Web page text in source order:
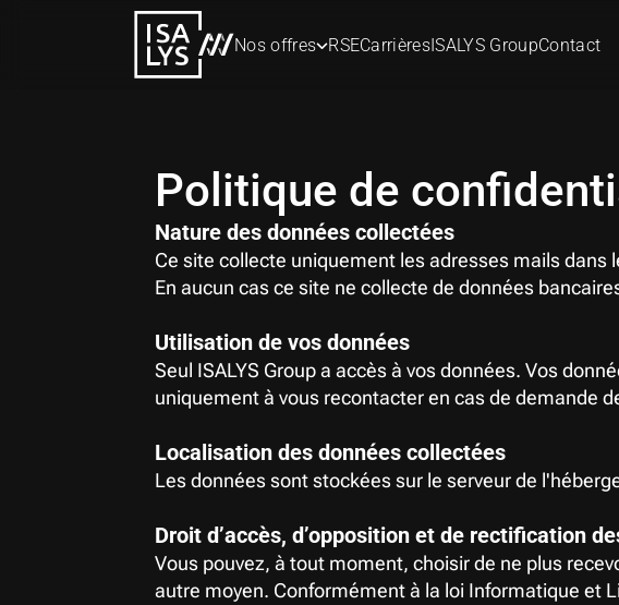
Nos offres Carrières
RSE ISALYS GroupContact
Politique de
Nature des données collectées
Ce site collecte uniquement les adresses mails dans
En aucun cas ce site ne collecte de données
Utilisation de vos données
Seul ISALYS Group a accès à vos données. Vos
uniquement à vous recontacter en cas de demande
Localisation des données collectées
Les données sont stockées sur le serveur de
Droit d’accès, d’opposition et de rectification
Vous pouvez, à tout moment, choisir de ne plus
autre moyen. Conformément à la loi Informatique et